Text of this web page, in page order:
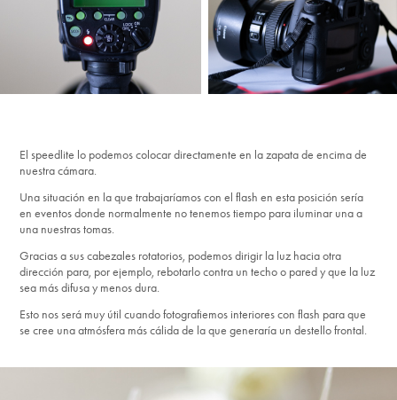
El speedlite lo podemos colocar directamente en la zapata de encima de
nuestra cámara.
Una situación en la que trabajaríamos con el flash en esta posición sería
en eventos donde normalmente no tenemos tiempo para iluminar una a
una nuestras tomas.
Gracias a sus cabezales rotatorios, podemos dirigir la luz hacia otra
dirección para, por ejemplo, rebotarlo contra un techo o pared y que la luz
sea más difusa y menos dura.
Esto nos será muy útil cuando fotografiemos interiores con flash para que
se cree una atmósfera más cálida de la que generaría un destello frontal.